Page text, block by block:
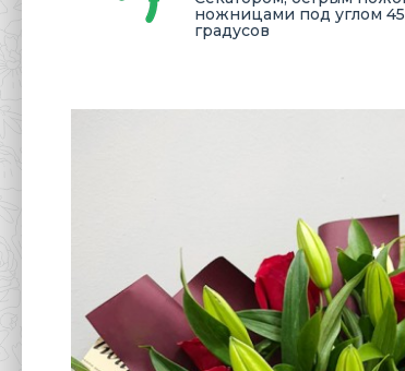
ножницами под углом 45
градусов